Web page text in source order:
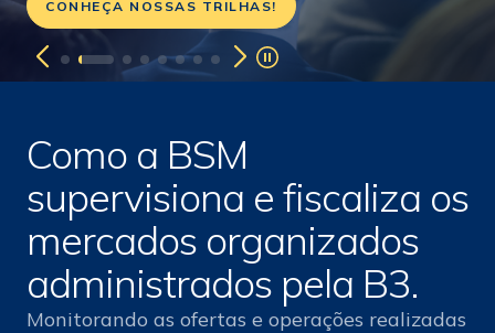
CONHEÇA NOSSAS TRILHAS!
Como a BSM
supervisiona e fiscaliza os
mercados organizados
administrados pela B3.
Monitorando as ofertas e operações realizadas